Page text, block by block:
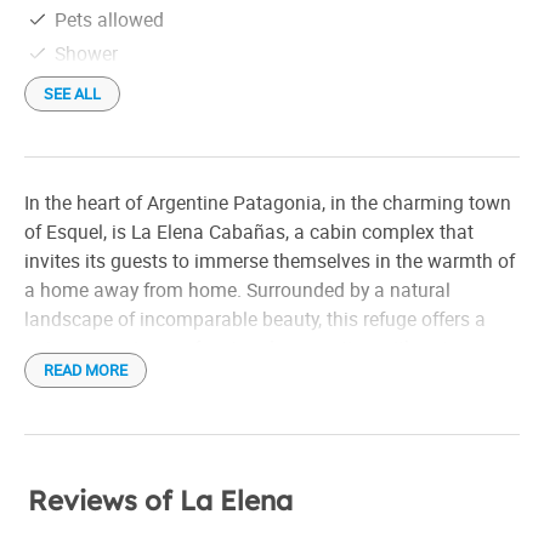
Pets allowed
Shower
Check in: 2:00 pm
Check out: 10:00 am
SEE ALL
In the heart of Argentine Patagonia, in the charming town
of Esquel, is La Elena Cabañas, a cabin complex that
invites its guests to immerse themselves in the warmth of
a home away from home. Surrounded by a natural
landscape of incomparable beauty, this refuge offers a
unique experience of rest and connection with nature.
rustic and cozy style, combining the warmth of wood with
equipped to provide its guests with a comfortable and
READ MORE
Reviews of La Elena